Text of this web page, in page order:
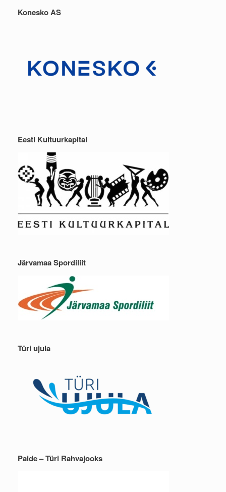
Konesko AS
Eesti Kultuurkapital
Järvamaa Spordiliit
Türi ujula
Paide – Türi Rahvajooks